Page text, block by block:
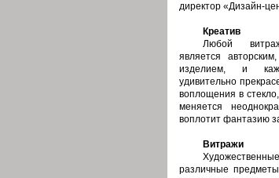
директор «Дизайн-
Креатив
Любой
является
изделием, и
удивительно
воплощения в
меняется
воплотит фантазию
Витражи
различные